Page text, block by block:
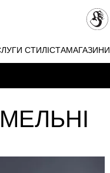
СТИЛІСТАМАГАЗИНИ